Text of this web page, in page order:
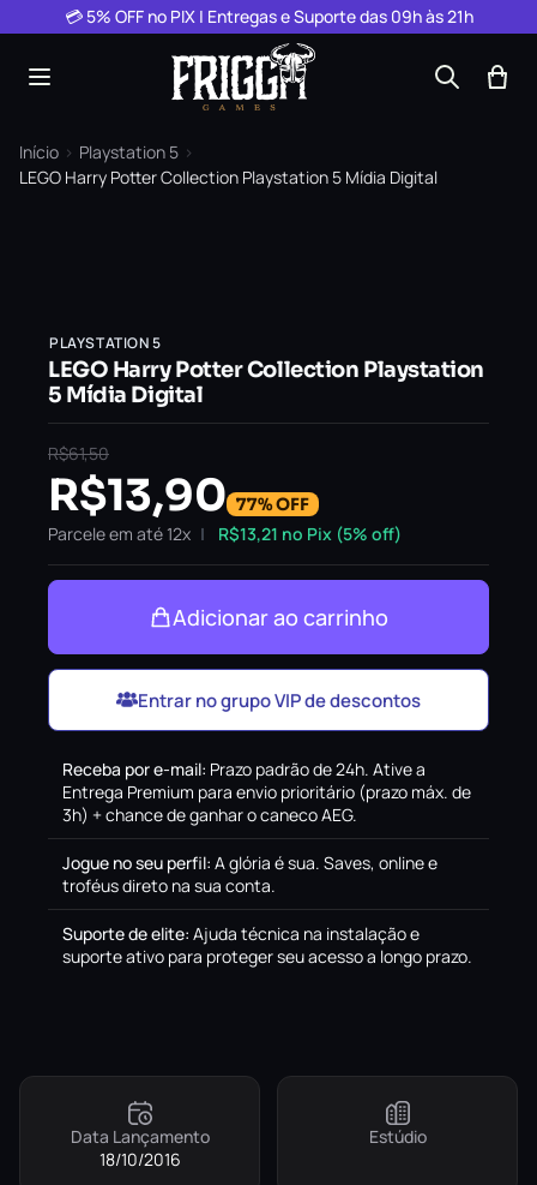
Pular para o conteúdo
💳 5% OFF no PIX | Entregas e Suporte das 09h às 21h
Início › Playstation 5 ›
LEGO Harry Potter Collection Playstation 5 Mídia Digital
PLAYSTATION 5
LEGO Harry Potter Collection Playstation
5 Mídia Digital
R$61,50
R$13,90 77% OFF
Parcele em até 12x R$13,21 no Pix (5% off)
Adicionar ao carrinho
Entrar no grupo VIP de descontos
Receba por e-mail: Prazo padrão de 24h. Ative a
Entrega Premium para envio prioritário (prazo máx. de
3h) + chance de ganhar o caneco AEG.
Jogue no seu perfil: A glória é sua. Saves, online e
troféus direto na sua conta.
Suporte de elite: Ajuda técnica na instalação e
suporte ativo para proteger seu acesso a longo prazo.
Data Lançamento
18/10/2016
Estúdio